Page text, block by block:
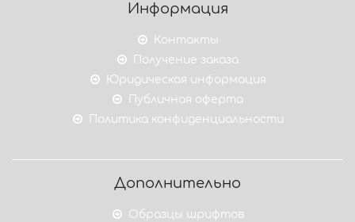
Информация
Контакты
Получение заказа
Юридическая информация
Публичная оферта
Политика конфиденциальности
Дополнительно
Образцы шрифтов